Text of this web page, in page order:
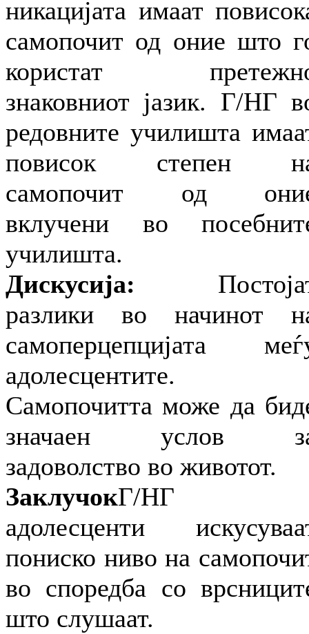
никацијата имаат
самопочит од оние што
користат
знаковниот јазик. Г/НГ
редовните училишта
повисок степен
самопочит од
вклучени во
училишта.
Дискусија:
разлики во начинот
самоперцепцијата
адолесцентите.
Самопочитта може да
значаен услов
задоволство во животот.
ЗаклучокГ/НГ
адолесценти
пониско ниво на
во споредба со
што слушаат.